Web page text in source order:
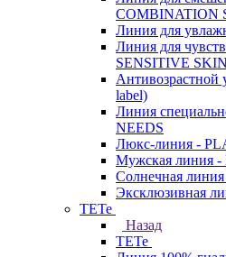
COMBINATION
Линия для
Линия для
SENSITIVE SKIN
label)
Линия
NEEDS
Люкс-линия -
Мужская линия -
Солнечная
Эксклюзивная
TETe
Назад
TETe